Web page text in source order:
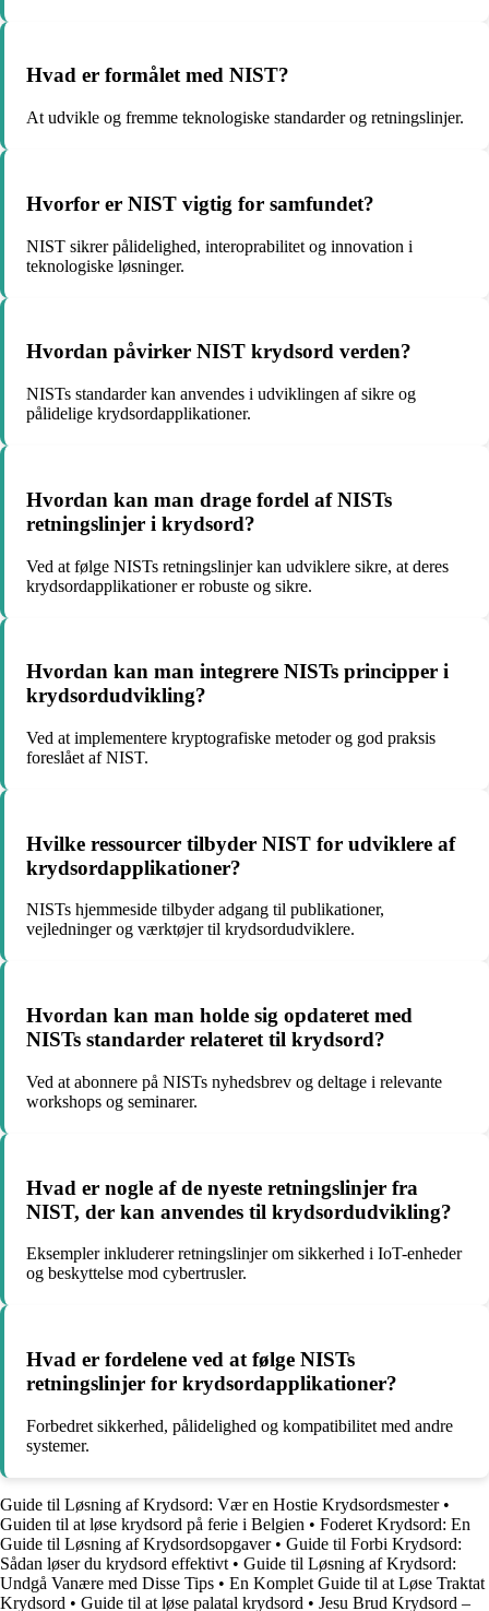
Hvad er formålet med NIST?
At udvikle og fremme teknologiske standarder og retningslinjer.
Hvorfor er NIST vigtig for samfundet?
NIST sikrer pålidelighed, interoprabilitet og innovation i
teknologiske løsninger.
Hvordan påvirker NIST krydsord verden?
NISTs standarder kan anvendes i udviklingen af sikre og
pålidelige krydsordapplikationer.
Hvordan kan man drage fordel af NISTs
retningslinjer i krydsord?
Ved at følge NISTs retningslinjer kan udviklere sikre, at deres
krydsordapplikationer er robuste og sikre.
Hvordan kan man integrere NISTs principper i
krydsordudvikling?
Ved at implementere kryptografiske metoder og god praksis
foreslået af NIST.
Hvilke ressourcer tilbyder NIST for udviklere af
krydsordapplikationer?
NISTs hjemmeside tilbyder adgang til publikationer,
vejledninger og værktøjer til krydsordudviklere.
Hvordan kan man holde sig opdateret med
NISTs standarder relateret til krydsord?
Ved at abonnere på NISTs nyhedsbrev og deltage i relevante
workshops og seminarer.
Hvad er nogle af de nyeste retningslinjer fra
NIST, der kan anvendes til krydsordudvikling?
Eksempler inkluderer retningslinjer om sikkerhed i IoT-enheder
og beskyttelse mod cybertrusler.
Hvad er fordelene ved at følge NISTs
retningslinjer for krydsordapplikationer?
Forbedret sikkerhed, pålidelighed og kompatibilitet med andre
systemer.
Guide til Løsning af Krydsord: Vær en Hostie Krydsordsmester•
Guiden til at løse krydsord på ferie i Belgien • Foderet Krydsord: En
Guide til Løsning af Krydsordsopgaver• Guide til Forbi Krydsord:
Sådan løser du krydsord effektivt • Guide til Løsning af Krydsord:
Undgå Vanære med Disse Tips • En Komplet Guide til at Løse Traktat
Krydsord • Guide til at løse palatal krydsord • Jesu Brud Krydsord –